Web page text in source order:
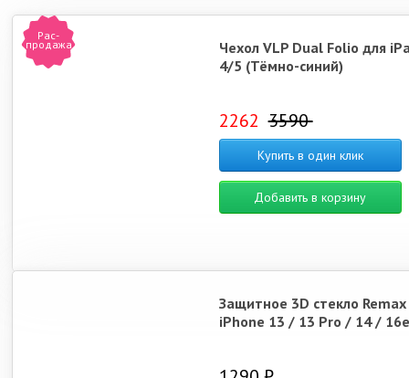
Рас-
продажа
Чехол VLP Dual Folio для
4/5 (Тёмно-синий)
2262 3590
Купить в один клик
Добавить в корзину
Защитное 3D стекло Remax
iPhone 13 / 13 Pro / 14 /